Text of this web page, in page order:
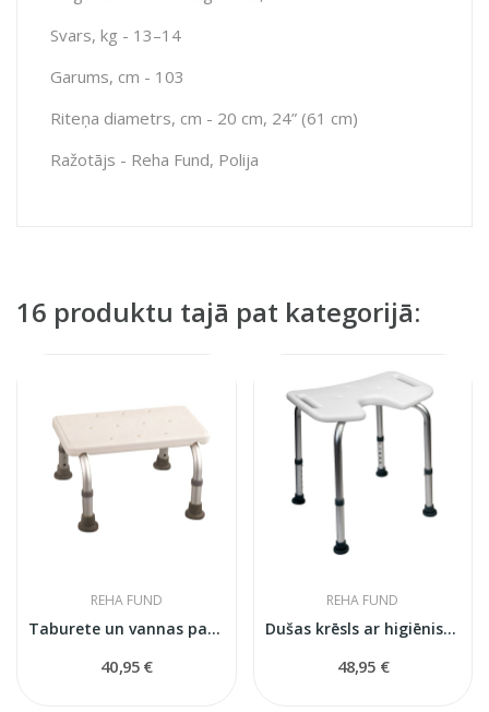
Svars, kg - 13–14
Garums, cm - 103
Riteņa diametrs, cm - 20 cm, 24” (61 cm)
Ražotājs - Reha Fund, Polija
16 produktu tajā pat kategorijā:
REHA FUND
Taburete un vannas pakāpiens 2in1 RF823
40,95 €
REHA FUND
Dušas krēsls ar higiēnisku izgriezumu RF811
48,95 €